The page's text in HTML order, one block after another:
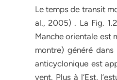
Le temps de transit
al., 2005) . La Fig.
Manche orientale est
montre) généré
anticyclonique est
vent. Plus à l’Est,